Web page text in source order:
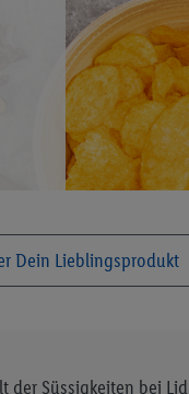
der Süssigkeiten bei